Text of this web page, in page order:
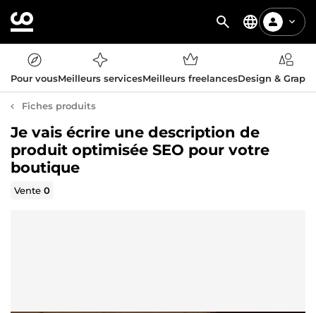
Pour vousMeilleurs servicesMeilleurs freelancesDesign &
Fiches produits
Je vais écrire une description de
produit optimisée SEO pour votre
boutique
Vente0